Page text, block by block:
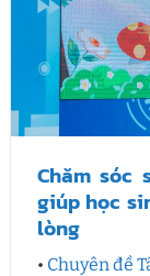
Chăm sóc
giúp học
lòng
• Chuyên đề